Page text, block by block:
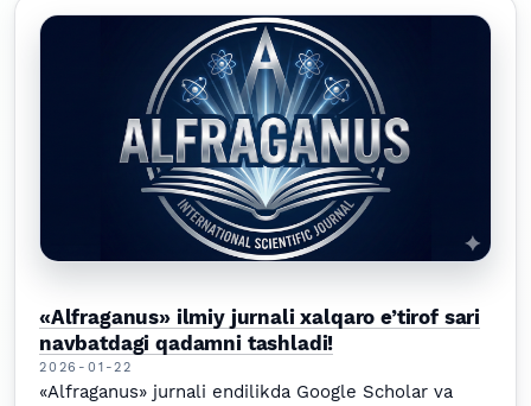
«Alfraganus» ilmiy jurnali xalqaro e’tirof sari
navbatdagi qadamni tashladi!
2026-01-22
«Alfraganus» jurnali endilikda Google Scholar va